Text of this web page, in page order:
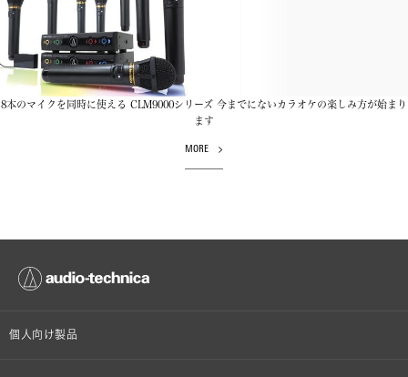
8本のマイクを同時に使える CLM9000シリーズ 今までにないカラオケの楽しみ方が始まり
ます
MORE
個人向け製品